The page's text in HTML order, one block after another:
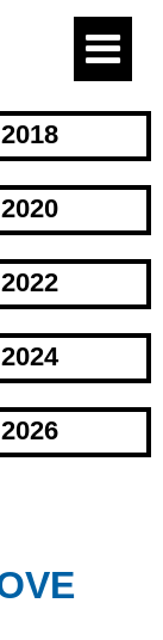
2018
2020
2022
2024
2026